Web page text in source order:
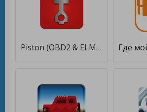
Piston (OBD2 & ELM327) [Unlocked]